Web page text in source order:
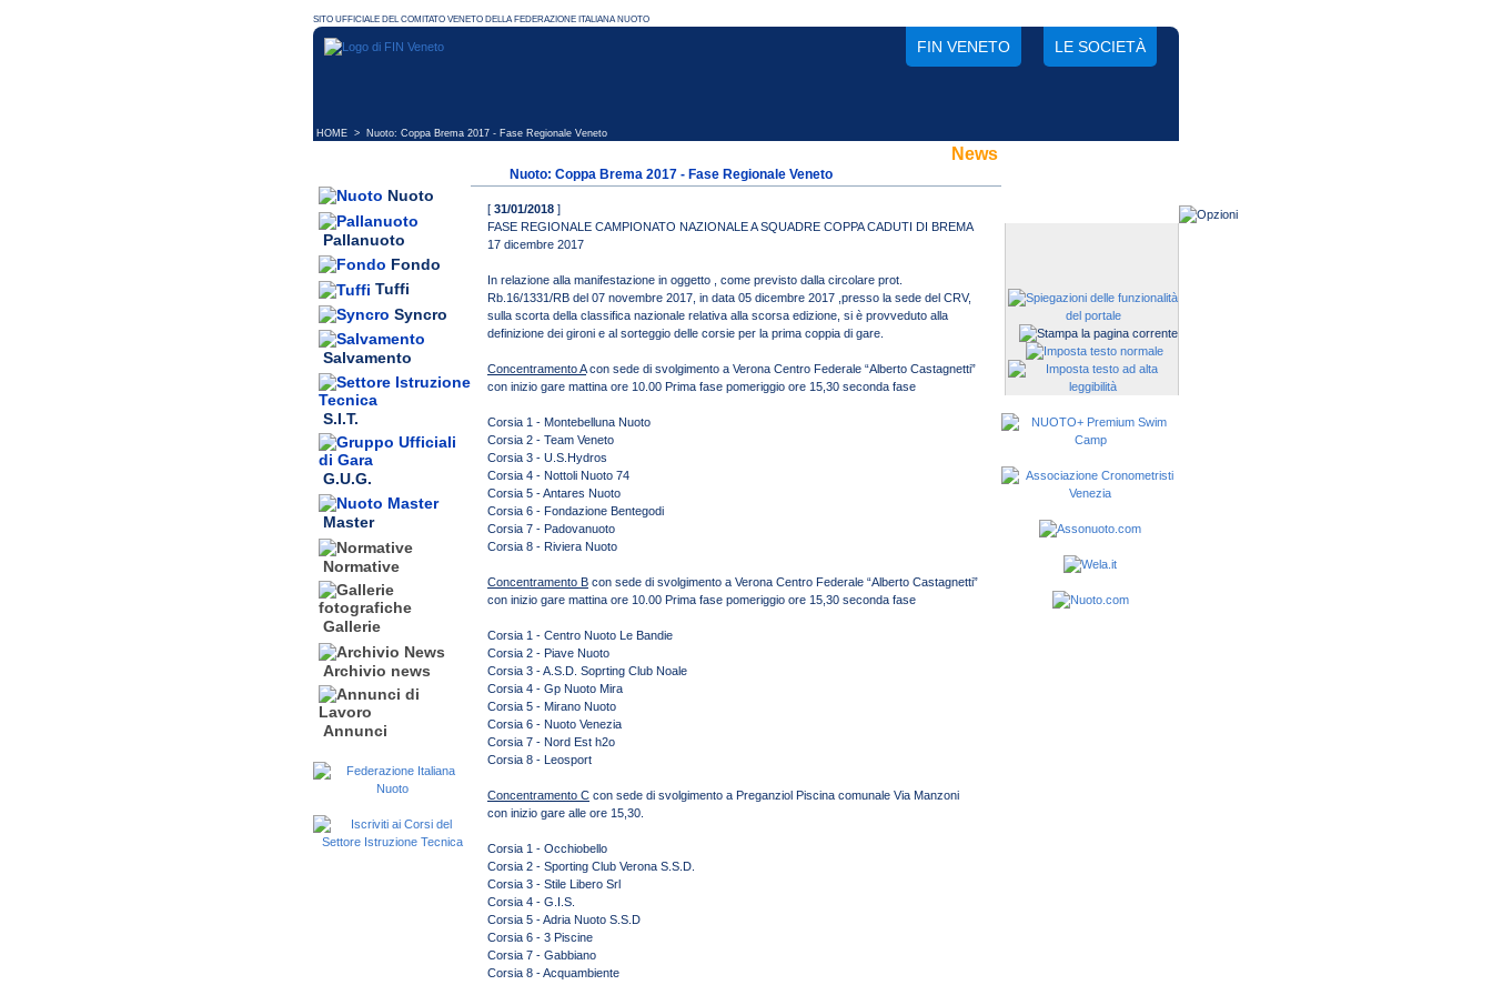
FIN VENETO LE SOCIETÀ
HOME > Nuoto: Coppa Brema 2017 - Fase Regionale Veneto
Nuoto
Pallanuoto
Fondo
Tuffi
Syncro
Salvamento
S.I.T.
G.U.G.
Master
Normative
Gallerie
Archivio news
Annunci
News
Nuoto: Coppa Brema 2017 - Fase Regionale Veneto
[ 31/01/2018 ]
FASE REGIONALE CAMPIONATO NAZIONALE A SQUADRE COPPA CADUTI DI BREMA
17 dicembre 2017
In relazione alla manifestazione in oggetto , come previsto dalla circolare prot.
Rb.16/1331/RB del 07 novembre 2017, in data 05 dicembre 2017 ,presso la sede del CRV,
sulla scorta della classifica nazionale relativa alla scorsa edizione, si è provveduto alla
definizione dei gironi e al sorteggio delle corsie per la prima coppia di gare.
Concentramento Acon sede di svolgimento a Verona Centro Federale “Alberto Castagnetti”
con inizio gare mattina ore 10.00 Prima fase pomeriggio ore 15,30 seconda fase
Corsia 1 - Montebelluna Nuoto
Corsia 2 - Team Veneto
Corsia 3 - U.S.Hydros
Corsia 4 - Nottoli Nuoto 74
Corsia 5 - Antares Nuoto
Corsia 6 - Fondazione Bentegodi
Corsia 7 - Padovanuoto
Corsia 8 - Riviera Nuoto
Concentramento B con sede di svolgimento a Verona Centro Federale “Alberto Castagnetti”
con inizio gare mattina ore 10.00 Prima fase pomeriggio ore 15,30 seconda fase
Corsia 1 - Centro Nuoto Le Bandie
Corsia 2 - Piave Nuoto
Corsia 3 - A.S.D. Soprting Club Noale
Corsia 4 - Gp Nuoto Mira
Corsia 5 - Mirano Nuoto
Corsia 6 - Nuoto Venezia
Corsia 7 - Nord Est h2o
Corsia 8 - Leosport
Concentramento C con sede di svolgimento a Preganziol Piscina comunale Via Manzoni
con inizio gare alle ore 15,30.
Corsia 1 - Occhiobello
Corsia 2 - Sporting Club Verona S.S.D.
Corsia 3 - Stile Libero Srl
Corsia 4 - G.I.S.
Corsia 5 - Adria Nuoto S.S.D
Corsia 6 - 3 Piscine
Corsia 7 - Gabbiano
Corsia 8 - Acquambiente